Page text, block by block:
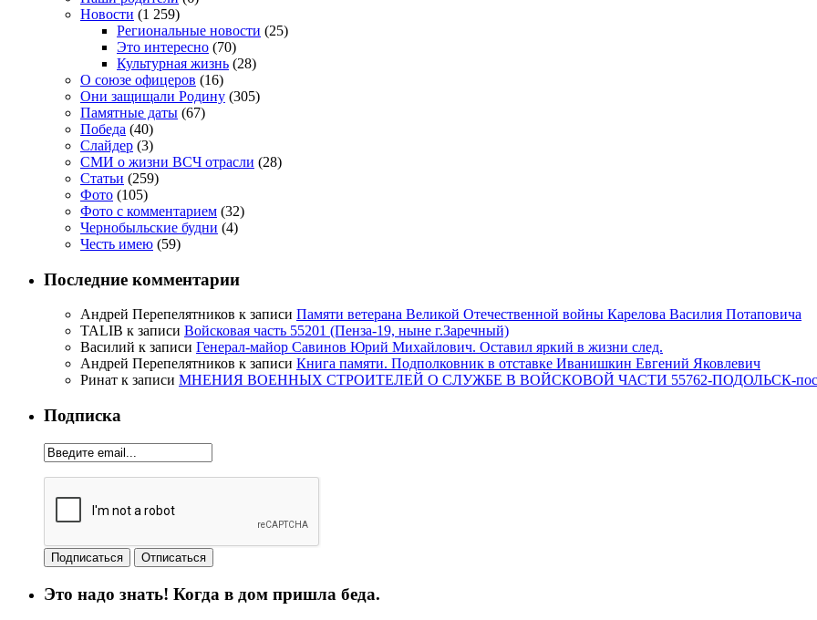
Новости (1 259)
Региональные новости (25)
Это интересно (70)
Культурная жизнь (28)
О союзе офицеров (16)
Они защищали Родину (305)
Памятные даты (67)
Победа (40)
Слайдер (3)
СМИ о жизни ВСЧ отрасли (28)
Статьи (259)
Фото (105)
Фото с комментарием (32)
Чернобыльские будни (4)
Честь имею (59)
Последние комментарии
Андрей Перепелятников к записи Памяти ветерана Великой Отечественной войны Карелова Василия Потаповича
TALIB к записи Войсковая часть 55201 (Пенза-19, ныне г.Заречный)
Василий к записи Генерал-майор Савинов Юрий Михайлович. Оставил яркий в жизни след.
Андрей Перепелятников к записи Книга памяти. Подполковник в отставке Иванишкин Евгений Яковлевич
Ринат к записи МНЕНИЯ ВОЕННЫХ СТРОИТЕЛЕЙ О СЛУЖБЕ В ВОЙСКОВОЙ ЧАСТИ 55762-ПОДОЛЬСК-
Подписка
Это надо знать! Когда в дом пришла беда.